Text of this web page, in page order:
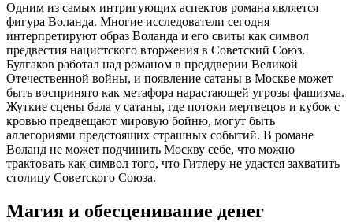
Одним из самых интригующих аспектов романа является
фигура Воланда. Многие исследователи сегодня
интерпретируют образ Воланда и его свиты как символ
предвестия нацистского вторжения в Советский Союз.
Булгаков работал над романом в преддверии Великой
Отечественной войны, и появление сатаны в Москве может
быть воспринято как метафора нарастающей угрозы фашизма.
Жуткие сцены бала у сатаны, где потоки мертвецов и кубок с
кровью предвещают мировую бойню, могут быть
аллегориями предстоящих страшных событий. В романе
Воланд не может подчинить Москву себе, что можно
трактовать как символ того, что Гитлеру не удастся захватить
столицу Советского Союза.
Магия и обесценивание денег